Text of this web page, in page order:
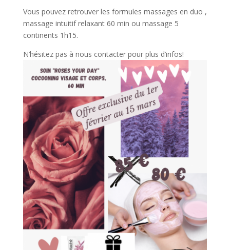
Vous pouvez retrouver les formules massages en duo ,
massage intuitif relaxant 60 min ou massage 5
continents 1h15.
N’hésitez pas à nous contacter pour plus d’infos!